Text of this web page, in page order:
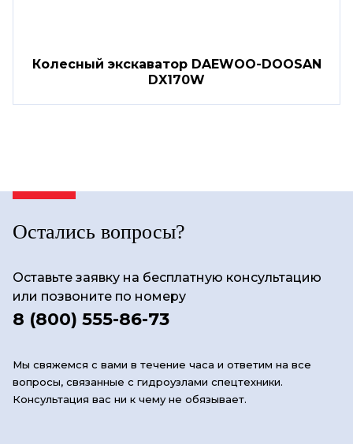
Колесный экскаватор DAEWOO-DOOSAN
DX170W
Остались вопросы?
Оставьте заявку на бесплатную консультацию
или позвоните по номеру
8 (800) 555-86-73
Мы свяжемся с вами в течение часа и ответим на все
вопросы, связанные с гидроузлами спецтехники.
Консультация вас ни к чему не обязывает.